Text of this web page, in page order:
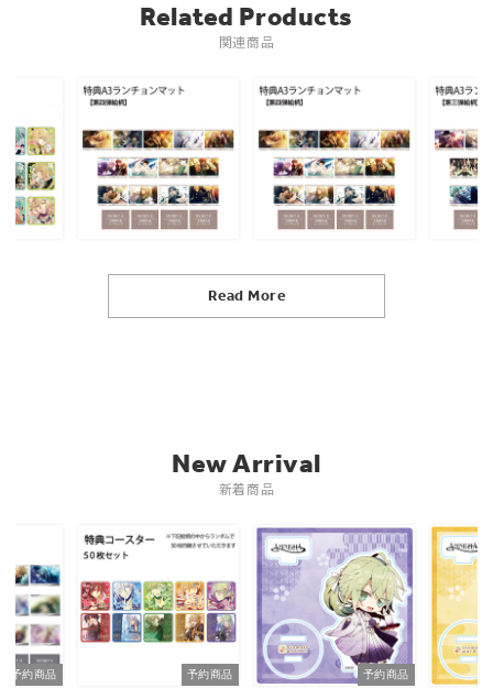
Related Products
関連商品
Read More
New Arrival
新着商品
予約商品 予約商品 予約商品